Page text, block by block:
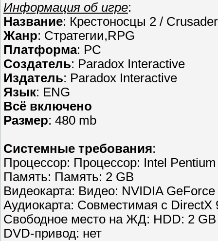
Информация об игре:
Название: Крестоносцы 2 /
Жанр: Стратегии,RPG
Платформа: PC
Создатель: Paradox Interactive
Издатель: Paradox Interactive
Язык: ENG
Всё включено
Размер: 480 mb
Cистемные требования:
Процессор: Процессор: Intel
Память: Память: 2 GB
Видеокарта: Видео: NVIDIA
Аудиокарта: Совместимая с DirectX
Свободное место на ЖД: HDD: 2 GB
DVD-привод: нет